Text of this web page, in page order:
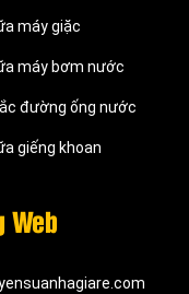
máy giặc
máy bơm nước
đường ống nước
giếng khoan
Web